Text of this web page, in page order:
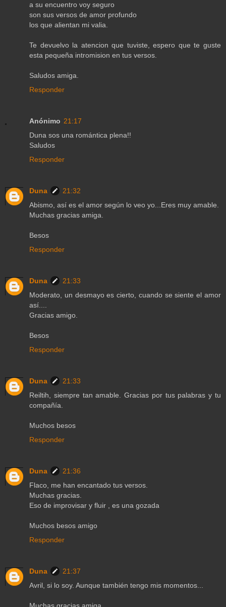
a su encuentro voy seguro
son sus versos de amor profundo
los que alientan mi valia.
Te devuelvo la atencion que tuviste, espero que te guste
esta pequeña intromision en tus versos.
Saludos amiga.
Responder
Anónimo 21:17
Duna sos una romántica plena!!
Saludos
Responder
Duna
21:32
Abismo, así es el amor según lo veo yo...Eres muy amable.
Muchas gracias amiga.
Besos
Responder
Duna
21:33
Moderato, un desmayo es cierto, cuando se siente el amor
así....
Gracias amigo.
Besos
Responder
Duna
21:33
Reiltih, siempre tan amable. Gracias por tus palabras y tu
compañía.
Muchos besos
Responder
Duna
21:36
Flaco, me han encantado tus versos.
Muchas gracias.
Eso de improvisar y fluir , es una gozada
Muchos besos amigo
Responder
Duna
21:37
Avril, si lo soy. Aunque también tengo mis momentos...